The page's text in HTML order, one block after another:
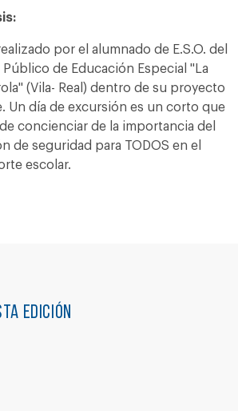
por el alumnado de E.S.O. del
de Educación Especial "La
(Vila- Real) dentro de su proyecto
Un día de excursión es un corto que
concienciar de la importancia del
de seguridad para TODOS en el
escolar.
edición